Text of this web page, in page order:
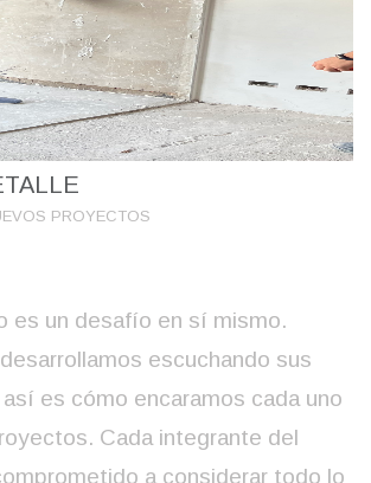
PROYECTOS
es un desafío en sí mismo.
escuchando sus
es cómo encaramos cada uno
Cada integrante del
a considerar todo lo